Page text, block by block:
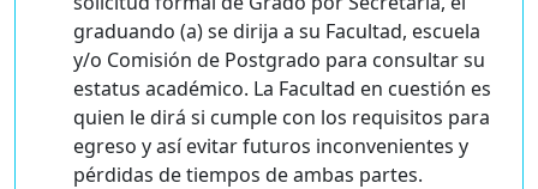
graduando (a) se dirija a su Facultad, escuela
y/o Comisión de Postgrado para consultar su
estatus académico. La Facultad en cuestión es
quien le dirá si cumple con los requisitos para
egreso y así evitar futuros inconvenientes y
pérdidas de tiempos de ambas partes.